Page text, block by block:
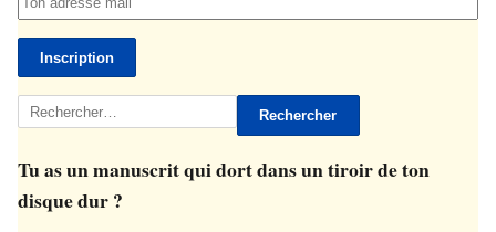
Rechercher :
Tu as un manuscrit qui dort dans un tiroir de ton
disque dur ?